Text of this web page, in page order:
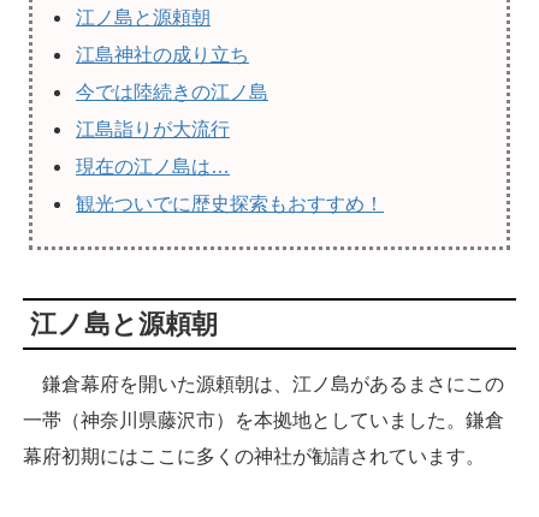
江ノ島と源頼朝
江島神社の成り立ち
今では陸続きの江ノ島
江島詣りが大流行
現在の江ノ島は…
観光ついでに歴史探索もおすすめ！
江ノ島と源頼朝
鎌倉幕府を開いた源頼朝は、江ノ島があるまさにこの
一帯（神奈川県藤沢市）を本拠地としていました。鎌倉
幕府初期にはここに多くの神社が勧請されています。